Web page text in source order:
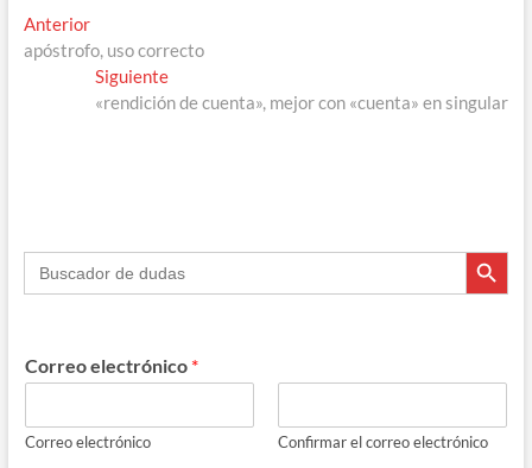
Navegación
de
entradas
AnteriorEntrada
anterior:
apóstrofo, uso correcto
SiguienteEntrada
siguiente:
«rendición de cuenta», mejor con «cuenta» en singular
Buscar: Botón de
Correo electrónico *
Correo electrónico Confirmar el correo electrónico